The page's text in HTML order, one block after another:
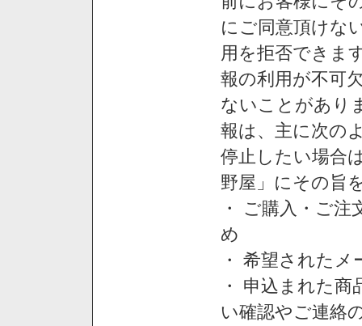
にご同意頂けな
用を拒否できま
報の利用が不可
ないことがあり
報は、主に次の
停止したい場合
野屋」にその旨
・ ご購入・ご
め
・ 希望された
・ 申込まれた
い確認やご連絡